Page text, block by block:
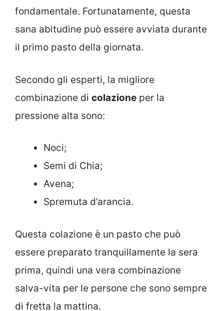
fondamentale. Fortunatamente, questa
sana abitudine può essere avviata durante
il primo pasto della giornata.
Secondo gli esperti, la migliore
combinazione di colazione per la
pressione alta sono:
Noci;
Semi di Chia;
Avena;
Spremuta d’arancia.
Questa colazione è un pasto che può
essere preparato tranquillamente la sera
prima, quindi una vera combinazione
salva-vita per le persone che sono sempre
di fretta la mattina.